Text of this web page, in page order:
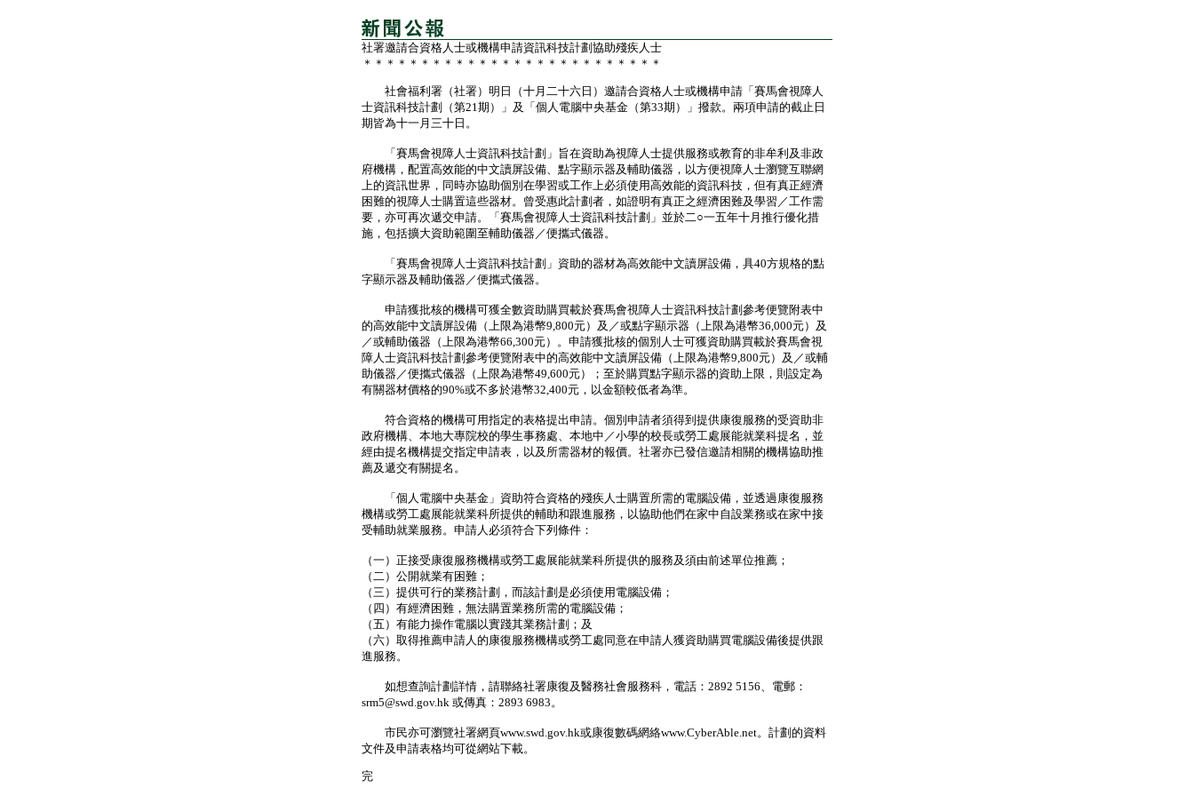
社署邀請合資格人士或機構申請資訊科技計劃協助殘疾人士
＊＊＊＊＊＊＊＊＊＊＊＊＊＊＊＊＊＊＊＊＊＊＊＊＊＊
社會福利署（社署）明日（十月二十六日）邀請合資格人士或機構申請「賽馬會視障人
士資訊科技計劃（第21期）」及「個人電腦中央基金（第33期）」撥款。兩項申請的截止日
期皆為十一月三十日。
「賽馬會視障人士資訊科技計劃」旨在資助為視障人士提供服務或教育的非牟利及非政
府機構，配置高效能的中文讀屏設備、點字顯示器及輔助儀器，以方便視障人士瀏覽互聯網
上的資訊世界，同時亦協助個別在學習或工作上必須使用高效能的資訊科技，但有真正經濟
困難的視障人士購置這些器材。曾受惠此計劃者，如證明有真正之經濟困難及學習／工作需
要，亦可再次遞交申請。「賽馬會視障人士資訊科技計劃」並於二○一五年十月推行優化措
施，包括擴大資助範圍至輔助儀器／便攜式儀器。
「賽馬會視障人士資訊科技計劃」資助的器材為高效能中文讀屏設備，具40方規格的點
字顯示器及輔助儀器／便攜式儀器。
申請獲批核的機構可獲全數資助購買載於賽馬會視障人士資訊科技計劃參考便覽附表中
的高效能中文讀屏設備（上限為港幣9,800元）及／或點字顯示器（上限為港幣36,000元）及
／或輔助儀器（上限為港幣66,300元）。申請獲批核的個別人士可獲資助購買載於賽馬會視
障人士資訊科技計劃參考便覽附表中的高效能中文讀屏設備（上限為港幣9,800元）及／或輔
助儀器／便攜式儀器（上限為港幣49,600元）；至於購買點字顯示器的資助上限，則設定為
有關器材價格的90%或不多於港幣32,400元，以金額較低者為準。
符合資格的機構可用指定的表格提出申請。個別申請者須得到提供康復服務的受資助非
政府機構、本地大專院校的學生事務處、本地中／小學的校長或勞工處展能就業科提名，並
經由提名機構提交指定申請表，以及所需器材的報價。社署亦已發信邀請相關的機構協助推
薦及遞交有關提名。
「個人電腦中央基金」資助符合資格的殘疾人士購置所需的電腦設備，並透過康復服務
機構或勞工處展能就業科所提供的輔助和跟進服務，以協助他們在家中自設業務或在家中接
受輔助就業服務。申請人必須符合下列條件：
（一）正接受康復服務機構或勞工處展能就業科所提供的服務及須由前述單位推薦；
（二）公開就業有困難；
（三）提供可行的業務計劃，而該計劃是必須使用電腦設備；
（四）有經濟困難，無法購置業務所需的電腦設備；
（五）有能力操作電腦以實踐其業務計劃；及
（六）取得推薦申請人的康復服務機構或勞工處同意在申請人獲資助購買電腦設備後提供跟
進服務。
如想查詢計劃詳情，請聯絡社署康復及醫務社會服務科，電話：2892 5156、電郵：
srm5@swd.gov.hk 或傳真：2893 6983。
市民亦可瀏覽社署網頁www.swd.gov.hk或康復數碼網絡www.CyberAble.net。計劃的資料
文件及申請表格均可從網站下載。
完